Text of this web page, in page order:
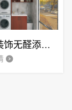
邯山装饰无醛添加，邯郸至臻全宅新材料有限公司实现即装即住